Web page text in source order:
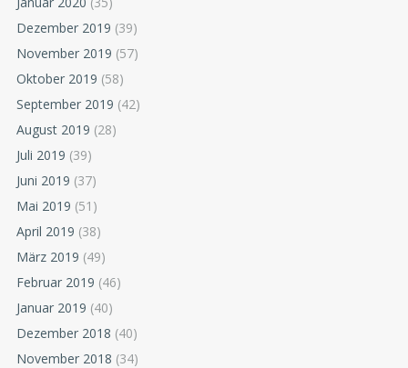
Dezember 2019 (39)
November 2019 (57)
Oktober 2019 (58)
September 2019 (42)
August 2019 (28)
Juli 2019 (39)
Juni 2019 (37)
Mai 2019 (51)
April 2019 (38)
März 2019 (49)
Februar 2019 (46)
Januar 2019 (40)
Dezember 2018 (40)
November 2018 (34)